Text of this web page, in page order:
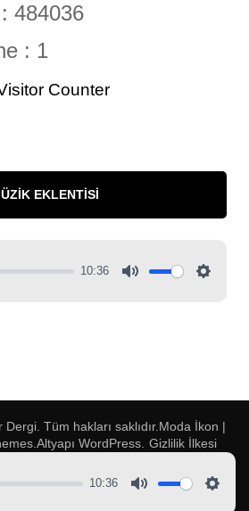
484036
: 1
Counter
EKLENTISI
10:36
Dergi. Tüm hakları saklıdır. Moda İkon |
.Altyapı WordPress Gizlilik İlkesi
10:36